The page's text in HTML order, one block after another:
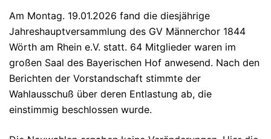
Am Montag. 19.01.2026 fand die diesjährige
Jahreshauptversammlung des GV Männerchor 1844
Wörth am Rhein e.V. statt. 64 Mitglieder waren im
großen Saal des Bayerischen Hof anwesend. Nach den
Berichten der Vorstandschaft stimmte der
Wahlausschuß über deren Entlastung ab, die
einstimmig beschlossen wurde.